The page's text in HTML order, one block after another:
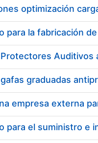
optimización
para la fabricación
para el suministro e